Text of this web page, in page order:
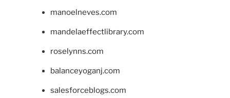
manoelneves.com
mandelaeffectlibrary.com
roselynns.com
balanceyoganj.com
salesforceblogs.com